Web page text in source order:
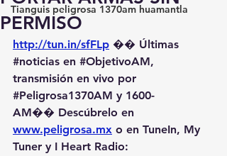
Tianguis peligrosa 1370am huamantla
PERMISO
http://tun.in/sfFLp �� Últimas
#noticias en #ObjetivoAM,
transmisión en vivo por
#Peligrosa1370AM y 1600-
AM��️ Descúbrelo en
www.peligrosa.mx o en TuneIn, My
Tuner y I Heart Radio: